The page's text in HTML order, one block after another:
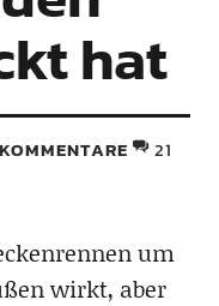
hat
KOMMENTARE 21
um
wirkt, aber